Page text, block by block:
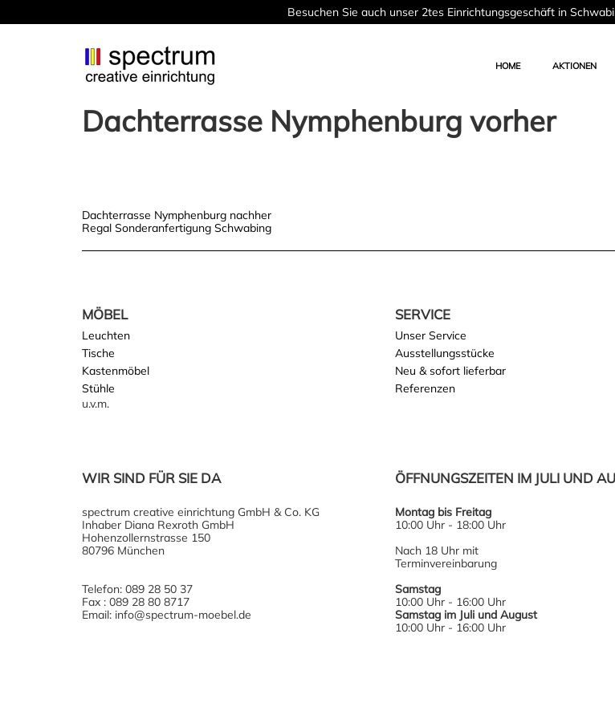
Besuchen Sie auch unser 2tes Einrichtungsgeschäft in
HOME AKTIONEN
Dachterrasse Nymphenburg vorher
Post
navigation
Dachterrasse Nymphenburg nachher
Regal Sonderanfertigung Schwabing
MÖBEL
Leuchten
Tische
Kastenmöbel
Stühle
u.v.m.
SERVICE
Unser Service
Ausstellungsstücke
Neu & sofort lieferbar
Referenzen
WIR SIND FÜR SIE DA
spectrum creative einrichtung GmbH & Co. KG
Inhaber Diana Rexroth GmbH
Hohenzollernstrasse 150
80796 München
Telefon: 089 28 50 37
Fax : 089 28 80 8717
Email: info@spectrum-moebel.de
ÖFFNUNGSZEITEN IM JULI UND
Montag bis Freitag
10:00 Uhr - 18:00 Uhr
Nach 18 Uhr mit
Terminvereinbarung
Samstag
10:00 Uhr - 16:00 Uhr
Samstag im Juli und August
10:00 Uhr - 16:00 Uhr